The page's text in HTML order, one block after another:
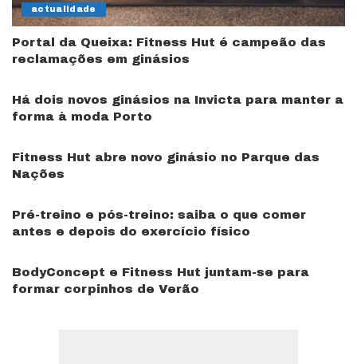
actualidade
Portal da Queixa: Fitness Hut é campeão das
reclamações em ginásios
Há dois novos ginásios na Invicta para manter a
forma à moda Porto
Fitness Hut abre novo ginásio no Parque das
Nações
Pré-treino e pós-treino: saiba o que comer
antes e depois do exercício físico
BodyConcept e Fitness Hut juntam-se para
formar corpinhos de Verão